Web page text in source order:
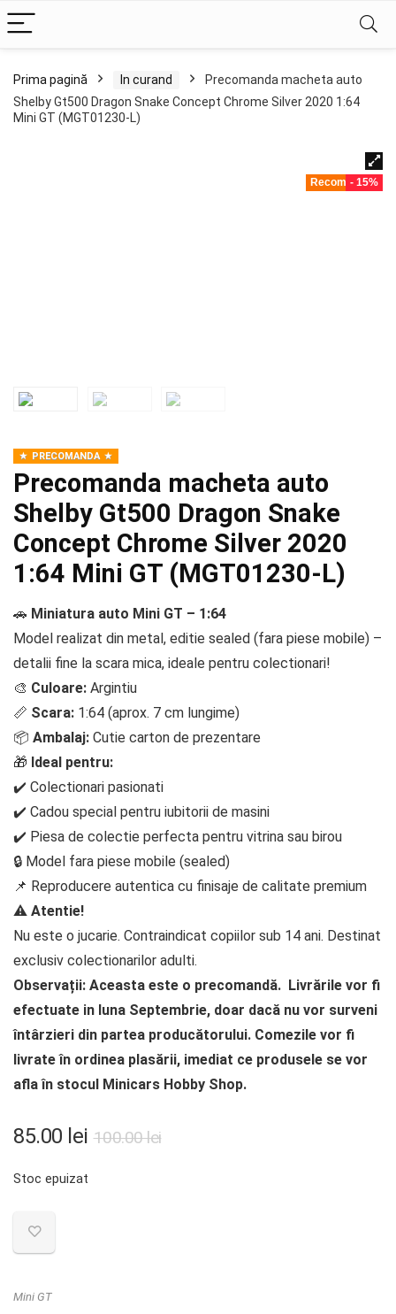
Prima pagină In curand
Precomanda macheta auto
Shelby Gt500 Dragon Snake Concept Chrome Silver 2020 1:64
Mini GT (MGT01230-L)
Recomandat!
- 15%
PRECOMANDA
Precomanda macheta auto
Shelby Gt500 Dragon Snake
Concept Chrome Silver 2020
1:64 Mini GT (MGT01230-L)
🚗 Miniatura auto Mini GT – 1:64
Model realizat din metal, editie sealed (fara piese mobile) –
detalii fine la scara mica, ideale pentru colectionari!
🎨 Culoare: Argintiu
📏 Scara: 1:64 (aprox. 7 cm lungime)
📦 Ambalaj: Cutie carton de prezentare
🎁 Ideal pentru:
✔️ Colectionari pasionati
✔️ Cadou special pentru iubitorii de masini
✔️ Piesa de colectie perfecta pentru vitrina sau birou
🔒 Model fara piese mobile (sealed)
📌 Reproducere autentica cu finisaje de calitate premium
⚠️ Atentie!
Nu este o jucarie. Contraindicat copiilor sub 14 ani. Destinat
exclusiv colectionarilor adulti.
Observații: Aceasta este o precomandă. Livrările vor fi
efectuate in luna Septembrie, doar dacă nu vor surveni
întârzieri din partea producătorului. Comezile vor fi
livrate în ordinea plasării, imediat ce produsele se vor
afla în stocul Minicars Hobby Shop.
100.00leiPrețul
85.00 lei
Prețul
Stoc epuizat
Mini GT